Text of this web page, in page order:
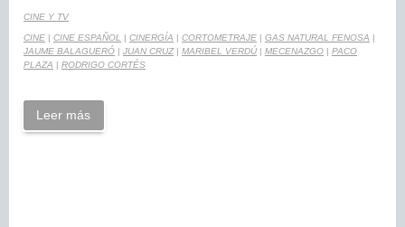
CINE Y TV
CINE | CINE ESPAÑOL | CINERGÍA | CORTOMETRAJE | GAS NATURAL FENOSA |
JAUME BALAGUERÓ | JUAN CRUZ| MARIBEL VERDÚ | MECENAZGO | PACO
PLAZA | RODRIGO CORTÉS
Leer más